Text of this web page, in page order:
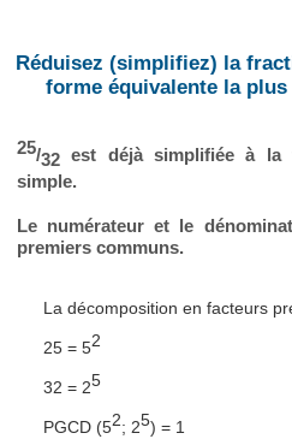
Réduisez (simplifiez) la
forme équivalente la
25/32est déjà simplifiée à la
simple.
Le numérateur et le
premiers communs.
La décomposition en facteurs
25 = 52
32 = 25
PGCD (52; 25) = 1